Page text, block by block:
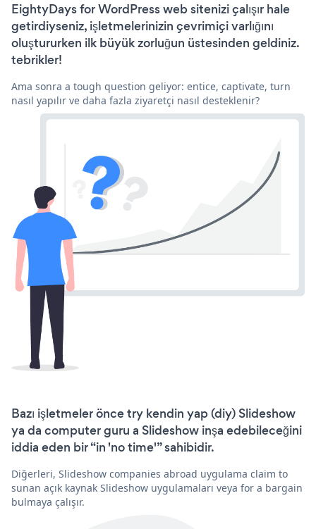
EightyDays for WordPress web sitenizi çalışır hale
getirdiyseniz, işletmelerinizin çevrimiçi varlığını
oluştururken ilk büyük zorluğun üstesinden geldiniz.
tebrikler!
Ama sonra a tough question geliyor: entice, captivate, turn
nasıl yapılır ve daha fazla ziyaretçi nasıl desteklenir?
Bazı işletmeler önce try kendin yap (diy) Slideshow
ya da computer guru a Slideshow inşa edebileceğini
iddia eden bir “in 'no time'” sahibidir.
Diğerleri, Slideshow companies abroad uygulama claim to
sunan açık kaynak Slideshow uygulamaları veya for a bargain
bulmaya çalışır.